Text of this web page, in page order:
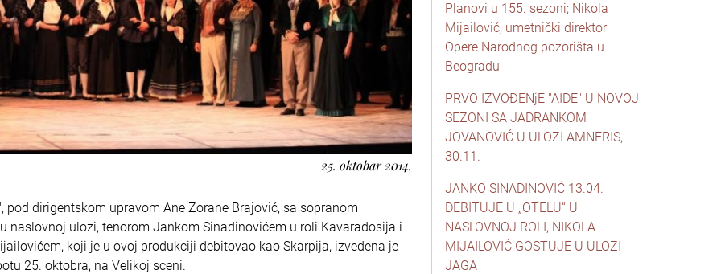
25. oktobar 2014.
pod dirigentskom upravom Ane Zorane Brajović, sa sopranom
naslovnoj ulozi, tenorom Jankom Sinadinovićem u roli Kavaradosija i
koji je u ovoj produkciji debitovao kao Skarpija, izvedena je
25. oktobra, na Velikoj sceni.
Planovi u 155. sezoni; Nikola
Mijailović, umetnički direktor
Opere Narodnog pozorišta u
Beogradu
PRVO IZVOĐENjE "AIDE" U NOVOJ
SEZONI SA JADRANKOM
JOVANOVIĆ U ULOZI AMNERIS,
30.11.
JANKO SINADINOVIĆ 13.04.
DEBITUJE U „OTELU“ U
NASLOVNOJ ROLI, NIKOLA
MIJAILOVIĆ GOSTUJE U ULOZI
JAGA